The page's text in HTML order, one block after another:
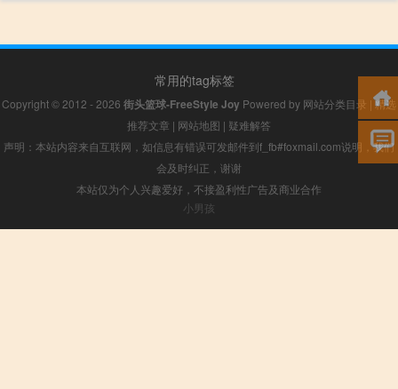
常用的tag标签
Copyright © 2012 - 2026 街头篮球-FreeStyle Joy Powered by 网站分类目录 |精选
推荐文章 | 网站地图 | 疑难解答
声明：本站内容来自互联网，如信息有错误可发邮件到f_fb#foxmail.com说明，我们
会及时纠正，谢谢
本站仅为个人兴趣爱好，不接盈利性广告及商业合作
小男孩